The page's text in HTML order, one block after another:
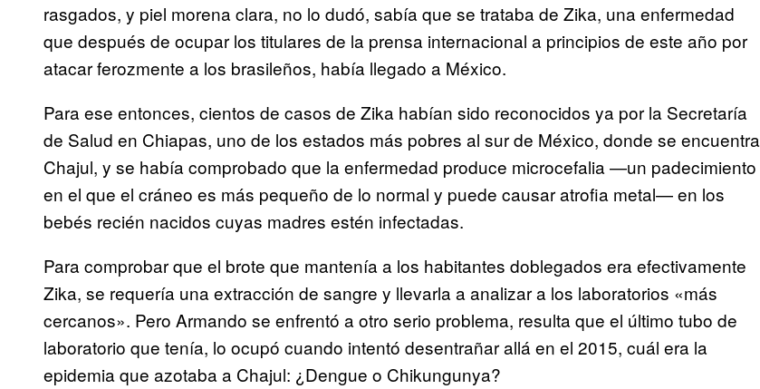
rasgados, y piel morena clara, no lo dudó, sabía que se trataba de Zika, una enfermedad
que después de ocupar los titulares de la prensa internacional a principios de este año por
atacar ferozmente a los brasileños, había llegado a México.
Para ese entonces, cientos de casos de Zika habían sido reconocidos ya por la Secretaría
de Salud en Chiapas, uno de los estados más pobres al sur de México, donde se encuentra
Chajul, y se había comprobado que la enfermedad produce microcefalia —un padecimiento
en el que el cráneo es más pequeño de lo normal y puede causar atrofia metal— en los
bebés recién nacidos cuyas madres estén infectadas.
Para comprobar que el brote que mantenía a los habitantes doblegados era efectivamente
Zika, se requería una extracción de sangre y llevarla a analizar a los laboratorios «más
cercanos». Pero Armando se enfrentó a otro serio problema, resulta que el último tubo de
laboratorio que tenía, lo ocupó cuando intentó desentrañar allá en el 2015, cuál era la
epidemia que azotaba a Chajul: ¿Dengue o Chikungunya?